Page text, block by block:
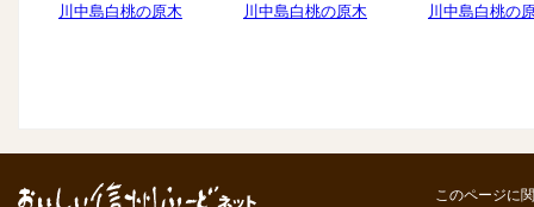
川中島白桃の原木 川中島白桃の原木 川中島白桃の
このページに